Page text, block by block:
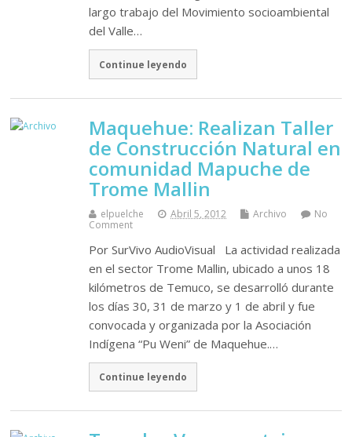
largo trabajo del Movimiento socioambiental
del Valle…
Continue leyendo
Maquehue: Realizan Taller
de Construcción Natural en
comunidad Mapuche de
Trome Mallin
elpuelche Abril 5, 2012 Archivo
No
Comment
Por SurVivo AudioVisual La actividad realizada
en el sector Trome Mallin, ubicado a unos 18
kilómetros de Temuco, se desarrolló durante
los días 30, 31 de marzo y 1 de abril y fue
convocada y organizada por la Asociación
Indígena “Pu Weni” de Maquehue.…
Continue leyendo